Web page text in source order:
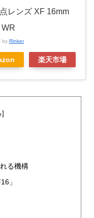
レンズ XF 16mm
WR
by Rinker
楽天市場
る機構
」